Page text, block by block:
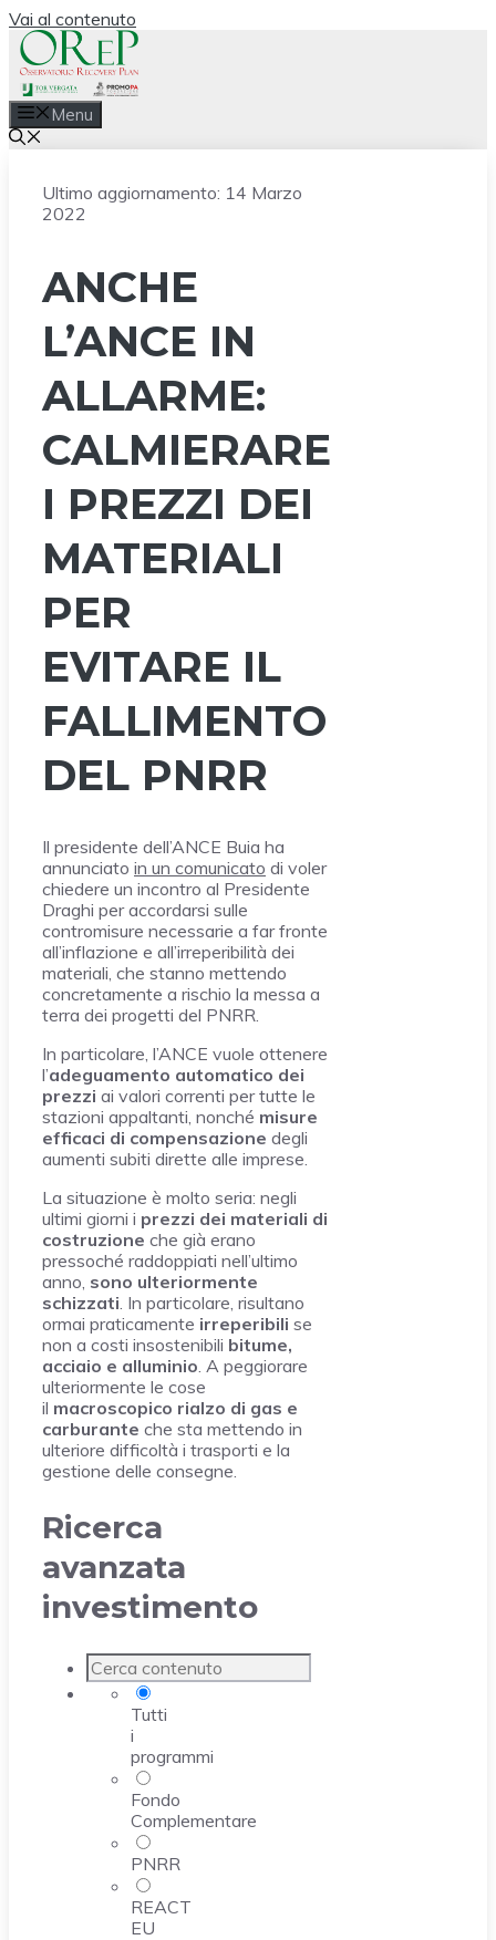
Vai al contenuto
Menu
Ultimo aggiornamento: 14 Marzo
2022
ANCHE
L’ANCE IN
ALLARME:
CALMIERARE
I PREZZI DEI
MATERIALI
PER
EVITARE IL
FALLIMENTO
DEL PNRR
Il presidente dell’ANCE Buia ha
annunciato in un comunicato di voler
chiedere un incontro al Presidente
Draghi per accordarsi sulle
contromisure necessarie a far fronte
all’inflazione e all’irreperibilità dei
materiali, che stanno mettendo
concretamente a rischio la messa a
terra dei progetti del PNRR.
In particolare, l’ANCE vuole ottenere
l’adeguamento automatico dei
prezzi ai valori correnti per tutte le
stazioni appaltanti, nonché misure
efficaci di compensazione degli
aumenti subiti dirette alle imprese.
La situazione è molto seria: negli
ultimi giorni i prezzi dei materiali di
costruzione che già erano
pressoché raddoppiati nell’ultimo
anno, sono ulteriormente
schizzati. In particolare, risultano
ormai praticamente irreperibili se
non a costi insostenibili bitume,
acciaio e alluminio. A peggiorare
ulteriormente le cose
il macroscopico rialzo di gas e
carburante che sta mettendo in
ulteriore difficoltà i trasporti e la
gestione delle consegne.
Ricerca
avanzata
investimento
Tutti
i
programmi
Fondo
Complementare
PNRR
REACT
EU